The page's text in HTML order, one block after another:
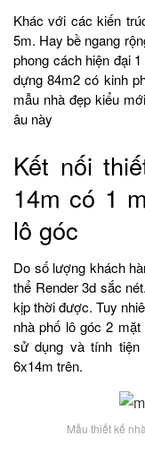
Khác với các kiến
5m. Hay bề ngang
phong cách hiện đại 1
dựng 84m2 có kinh
mẫu nhà đẹp kiểu
âu này
Kết nối
14m có 1
lô góc
Do số lượng khách
thể Render 3d sắc
kịp thời được. Tuy
nhà phố lô góc 2
sử dụng và tính
6x14m trên.
Mẫu thiết kế